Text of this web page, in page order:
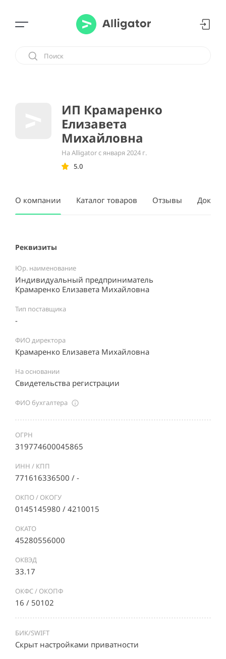
ИП Крамаренко
Елизавета
Михайловна
На Alligator с января 2024 г.
5.0
О компании Каталог товаров Отзывы
Реквизиты
Юр. наименование
Индивидуальный предприниматель
Крамаренко Елизавета Михайловна
Тип поставщика
-
ФИО директора
Крамаренко Елизавета Михайловна
На основании
Свидетельства регистрации
ФИО бухгалтера
ОГРН
319774600045865
ИНН / КПП
771616336500 / -
ОКПО / ОКОГУ
0145145980 / 4210015
ОКАТО
45280556000
ОКВЭД
33.17
ОКФС / ОКОПФ
16 / 50102
БИК/SWIFT
Скрыт настройками приватности